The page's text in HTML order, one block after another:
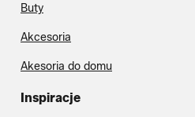
Buty
Akcesoria
Akesoria do domu
Inspiracje